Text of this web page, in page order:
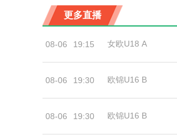
更多直播
08-06 19:15 女欧U18 A
08-06 19:30 欧锦U16 B
08-06 19:30 欧锦U16 B